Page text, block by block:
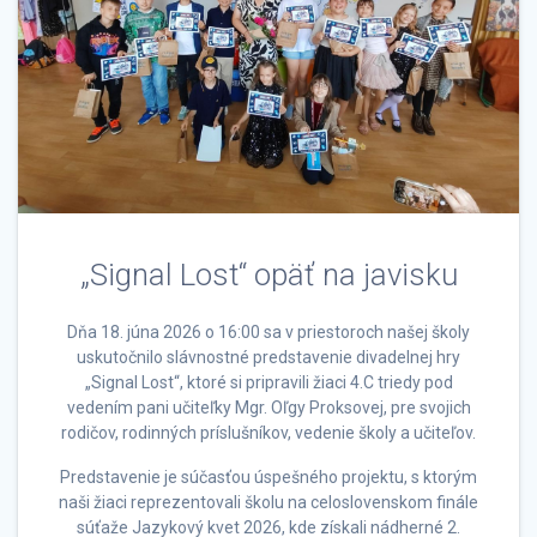
„Signal Lost“ opäť na javisku
Dňa 18. júna 2026 o 16:00 sa v priestoroch našej školy
uskutočnilo slávnostné predstavenie divadelnej hry
„Signal Lost“, ktoré si pripravili žiaci 4.C triedy pod
vedením pani učiteľky Mgr. Oľgy Proksovej, pre svojich
rodičov, rodinných príslušníkov, vedenie školy a učiteľov.
Predstavenie je súčasťou úspešného projektu, s ktorým
naši žiaci reprezentovali školu na celoslovenskom finále
súťaže Jazykový kvet 2026, kde získali nádherné 2.